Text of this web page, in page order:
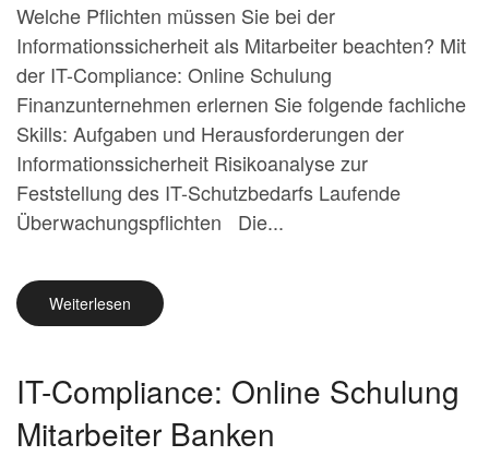
Welche Pflichten müssen Sie bei der
Informationssicherheit als Mitarbeiter beachten? Mit
der IT-Compliance: Online Schulung
Finanzunternehmen erlernen Sie folgende fachliche
Skills: Aufgaben und Herausforderungen der
Informationssicherheit Risikoanalyse zur
Feststellung des IT-Schutzbedarfs Laufende
Überwachungspflichten Die...
Weiterlesen
IT-Compliance: Online Schulung
Mitarbeiter Banken